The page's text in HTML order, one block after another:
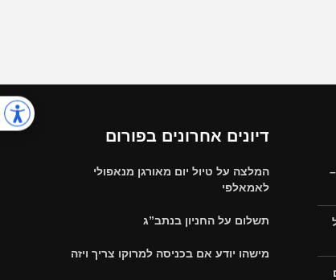
דיונים אחרונים בפורום
המלצה על טיול יום מאורגן מנאפולי
לאמאלפי
תשלום על החניון בנתב”ג
מישהו יודע אם בכניסה למרוקו צריך ויזה